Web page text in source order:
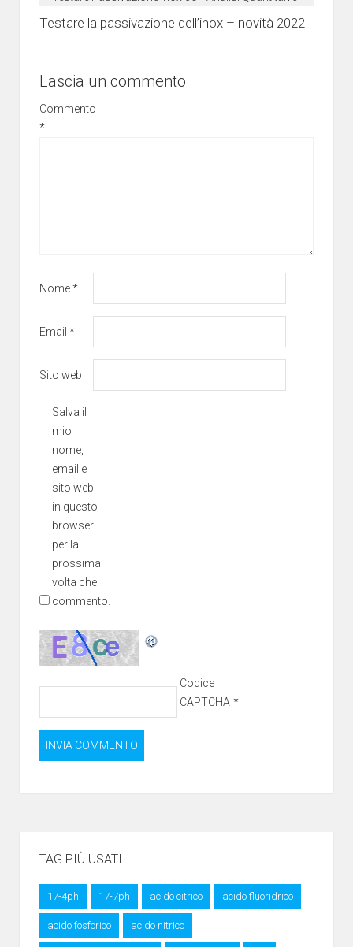
Testare la passivazione dell’inox – novità 2022
Lascia un commento
Commento
*
Nome*
Email *
Sito web
Salva il
mio
nome,
email e
sito web
in questo
browser
per la
prossima
volta che
commento.
Codice
CAPTCHA *
TAG PIÙ USATI
17-4ph 17-7ph acido citrico acido fluoridrico
acido fosforico acido nitrico